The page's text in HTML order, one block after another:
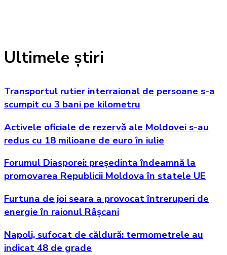
Ultimele știri
Transportul rutier interraional de persoane s-a
scumpit cu 3 bani pe kilometru
Activele oficiale de rezervă ale Moldovei s-au
redus cu 18 milioane de euro în iulie
Forumul Diasporei: președinta îndeamnă la
promovarea Republicii Moldova în statele UE
Furtuna de joi seara a provocat întreruperi de
energie în raionul Râșcani
Napoli, sufocat de căldură: termometrele au
indicat 48 de grade